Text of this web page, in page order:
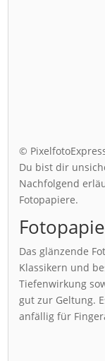
©
Du bist dir
Nachfolgend
Fotopapiere.
Das glänzende
Klassikern und
Tiefenwirkung
gut zur Geltung.
anfällig für